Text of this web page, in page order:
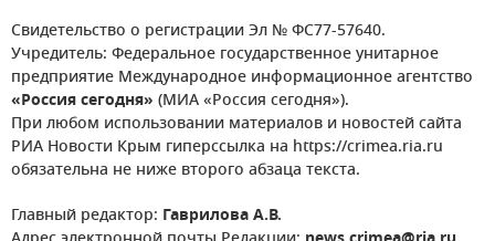
Свидетельство о регистрации Эл № ФС77-57640.
Учредитель: Федеральное государственное унитарное
предприятие Международное информационное агентство
«Россия сегодня» (МИА «Россия сегодня»).
При любом использовании материалов и новостей сайта
РИА Новости Крым гиперссылка на https://crimea.ria.ru
обязательна не ниже второго абзаца текста.
Главный редактор: Гаврилова А.В.